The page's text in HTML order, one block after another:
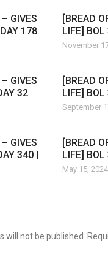
GIVES
178
[BREAD
LIFE]
November
GIVES
32
[BREAD
LIFE]
September
GIVES
340 |
[BREAD
LIFE]
May 15, 2024
will not be published.